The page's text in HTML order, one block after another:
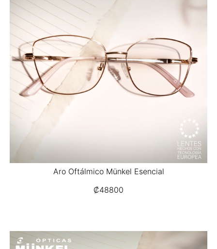
Aro Oftálmico Münkel Esencial
₡48800